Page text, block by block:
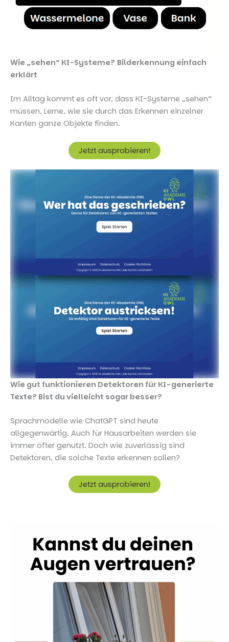
Wie „sehen“ KI-Systeme? Bilderkennung einfach
erklärt
Im Alltag kommt es oft vor, dass KI-Systeme „sehen“
müssen. Lerne, wie sie durch das Erkennen einzelner
Kanten ganze Objekte finden.
Jetzt ausprobieren!
Wie gut funktionieren Detektoren für KI-generierte
Texte? Bist du vielleicht sogar besser?
Sprachmodelle wie ChatGPT sind heute
allgegenwärtig. Auch für Hausarbeiten werden sie
immer öfter genutzt. Doch wie zuverlässig sind
Detektoren, die solche Texte erkennen sollen?
Jetzt ausprobieren!